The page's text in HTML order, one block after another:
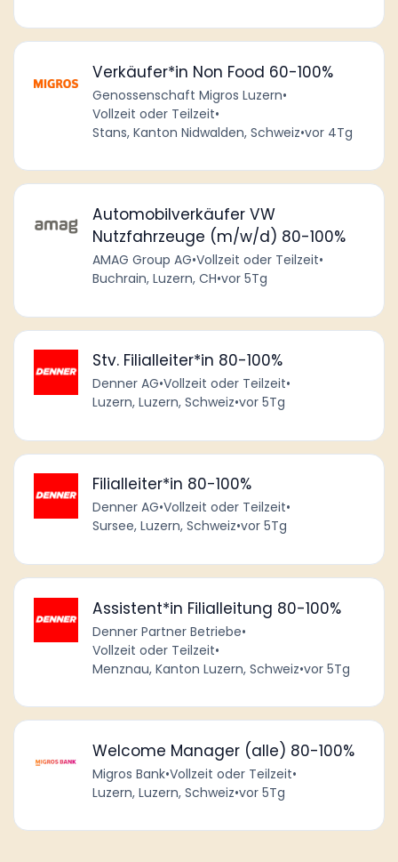
Verkäufer*in Non Food 60-100%
Genossenschaft Migros Luzern•
Vollzeit oder Teilzeit•
Stans, Kanton Nidwalden, Schweiz•vor 4Tg
Automobilverkäufer VW
Nutzfahrzeuge (m/w/d) 80-100%
AMAG Group AG•Vollzeit oder Teilzeit•
Buchrain, Luzern, CH•vor 5Tg
Stv. Filialleiter*in 80-100%
Denner AG•Vollzeit oder Teilzeit•
Luzern, Luzern, Schweiz•vor 5Tg
Filialleiter*in 80-100%
Denner AG•Vollzeit oder Teilzeit•
Sursee, Luzern, Schweiz•vor 5Tg
Assistent*in Filialleitung 80-100%
Denner Partner Betriebe•
Vollzeit oder Teilzeit•
Menznau, Kanton Luzern, Schweiz•vor 5Tg
Welcome Manager (alle) 80-100%
Migros Bank•Vollzeit oder Teilzeit•
Luzern, Luzern, Schweiz•vor 5Tg